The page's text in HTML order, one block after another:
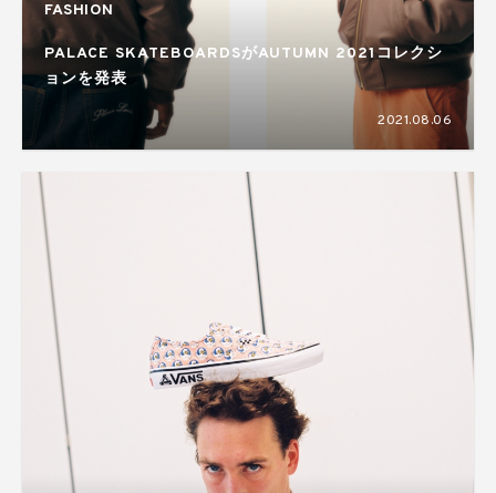
FASHION
PALACE SKATEBOARDSがAUTUMN 2021コレクシ
ョンを発表
2021.08.06